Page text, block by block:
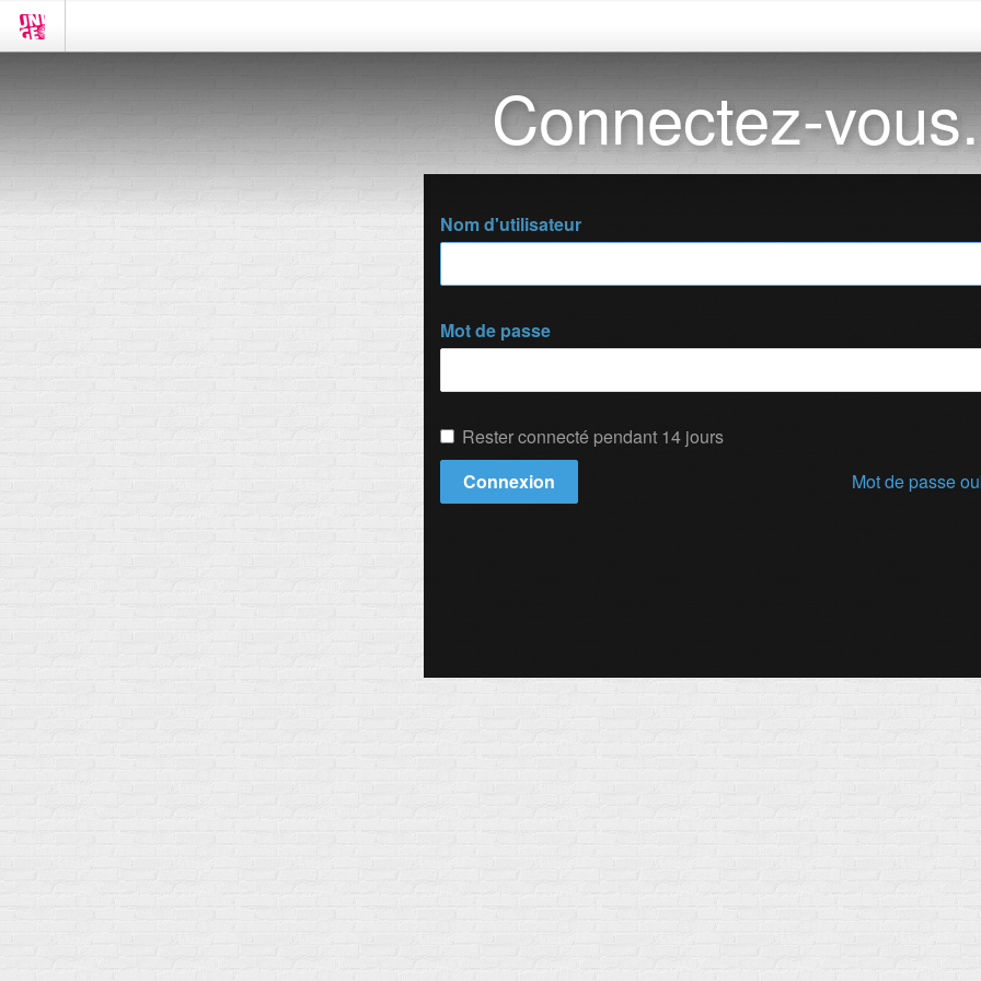
Connectez-vous.
Nom d'utilisateur
Mot de passe
Rester connecté pendant 14 jours
Connexion
Mot de passe